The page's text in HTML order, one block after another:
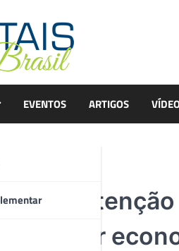
EVENTOS ARTIGOS
em
e gerar